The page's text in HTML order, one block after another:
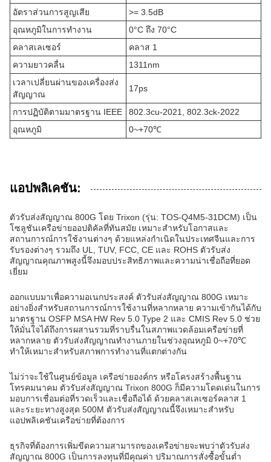
อัตราส่วนการสูญเสีย
>= 3.5dB
อุณหภูมิในการทำงาน
0°C ถึง 70°C
คลาสเลเซอร์
คลาส 1
ความยาวคลื่น
1311nm
เวลาเปลี่ยนผ่านของเครื่องส่ง
สัญญาณ
17ps
การปฏิบัติตามมาตรฐาน IEEE
802.3cu-2021, 802.3ck-2022
อุณหภูมิ
0~+70℃
แอปพลิเคชัน:
ตัวรับส่งสัญญาณ 800G โดย Trixon (รุ่น: TOS-Q4M5-31DCM) เป็น
โซลูชันเครือข่ายออปติคัลที่ทันสมัย เหมาะสำหรับโอกาสและ
สถานการณ์การใช้งานต่างๆ ด้วยแหล่งกำเนิดในประเทศจีนและการ
รับรองต่างๆ รวมถึง UL, TUV, FCC, CE และ ROHS ตัวรับส่ง
สัญญาณคุณภาพสูงนี้จึงมอบประสิทธิภาพและความน่าเชื่อถือที่ยอด
เยี่ยม
ออกแบบมาเพื่อความอเนกประสงค์ ตัวรับส่งสัญญาณ 800G เหมาะ
อย่างยิ่งสำหรับสถานการณ์การใช้งานที่หลากหลาย ความเข้ากันได้กับ
มาตรฐาน OSFP MSA HW Rev 5.0 Type 2 และ CMIS Rev 5.0 ช่วย
ให้มั่นใจได้ถึงการผสานรวมที่ราบรื่นในสภาพแวดล้อมเครือข่ายที่
หลากหลาย ตัวรับส่งสัญญาณทำงานภายในช่วงอุณหภูมิ 0~+70℃
ทำให้เหมาะสำหรับสภาพการทำงานที่แตกต่างกัน
ไม่ว่าจะใช้ในศูนย์ข้อมูล เครือข่ายองค์กร หรือโครงสร้างพื้นฐาน
โทรคมนาคม ตัวรับส่งสัญญาณ Trixon 800G ก็มีความโดดเด่นในการ
มอบการเชื่อมต่อที่รวดเร็วและเชื่อถือได้ ด้วยคลาสเลเซอร์คลาส 1
และระยะทางสูงสุด 500M ตัวรับส่งสัญญาณนี้จึงเหมาะสำหรับ
แอปพลิเคชันเครือข่ายที่ต้องการ
ธุรกิจที่ต้องการเพิ่มขีดความสามารถของเครือข่ายจะพบว่าตัวรับส่ง
สัญญาณ 800G เป็นการลงทุนที่มีคุณค่า ปริมาณการสั่งซื้อขั้นต่ำ